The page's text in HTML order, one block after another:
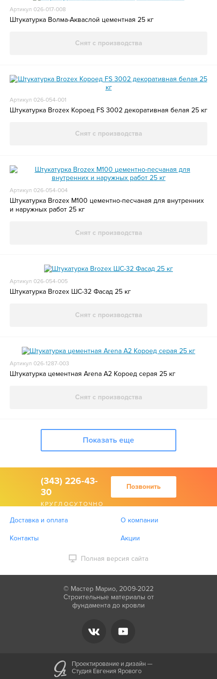
Артикул 026-017-008
Штукатурка Волма-Акваслой цементная 25 кг
Снят с производства
Артикул 026-054-001
Штукатурка Brozex Короед FS 3002 декоративная белая 25 кг
Снят с производства
Артикул 026-054-004
Штукатурка Brozex М100 цементно-песчаная для внутренних
и наружных работ 25 кг
Снят с производства
Артикул 026-054-005
Штукатурка Brozex ШС-32 Фасад 25 кг
Снят с производства
Артикул 026-1287-003
Штукатурка цементная Arena A2 Короед серая 25 кг
Снят с производства
Показать еще
(343) 226-43-
30
КРУГЛОСУТОЧНО
Позвонить
Доставка и оплата О компании
Контакты Акции
Полная версия сайта
© Мастер Марио, 2009-2022
Строительные материалы от
фундамента до кровли
Проектирование и дизайн —
Студия Евгения Ярового